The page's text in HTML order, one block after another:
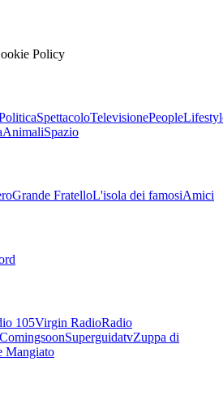
Policy
SpettacoloTelevisionePeople
AnimaliSpazio
Grande FratelloL'isola dei famosiAmici
105Virgin RadioRadio
ComingsoonSuperguidatvZuppa di
Mangiato